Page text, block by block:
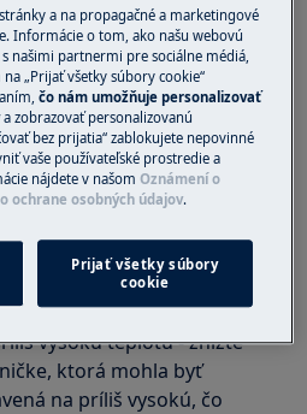
vzduchu a
potravín môžu
vo vnútri
chladenia sa vlhkosť
stene, pretože je to
miest v chladničke. Tieto
a na zadnej stene sa
termostat nie je
vysokú teplotu - znížte
ktorá mohla byť
na príliš vysokú, čo
a na propagačné a marketingové
Informácie o tom, ako našu webovú
našimi partnermi pre sociálne médiá,
„Prijať všetky súbory cookie“
čo nám umožňuje personalizovať
a zobrazovať personalizovanú
bez prijatia“ zablokujete nepovinné
vaše používateľské prostredie a
nájdete v našomOznámení o
ochrane osobných údajov.
Prijať všetky súbory
cookie